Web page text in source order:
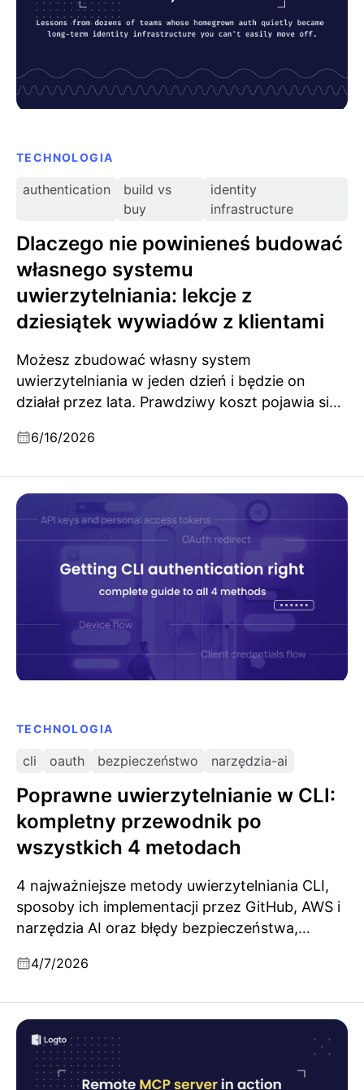
TECHNOLOGIA
authentication
build vs
buy
identity
infrastructure
Dlaczego nie powinieneś budować
własnego systemu
uwierzytelniania: lekcje z
dziesiątek wywiadów z klientami
Możesz zbudować własny system
uwierzytelniania w jeden dzień i będzie on
działał przez lata. Prawdziwy koszt pojawia się
dziesiątek wywiadów z klientami B2B.
6/16/2026
TECHNOLOGIA
cli oauth bezpieczeństwo narzędzia-ai
Poprawne uwierzytelnianie w CLI:
kompletny przewodnik po
wszystkich 4 metodach
4 najważniejsze metody uwierzytelniania CLI,
sposoby ich implementacji przez GitHub, AWS i
narzędzia AI oraz błędy bezpieczeństwa,
4/7/2026
Poprawne uwierzytelnianie w CLI: kompletny
przewodnik po wszystkich 4 metodach
Zdalny serwer MCP w akcji: nowy punkt wejścia dla
produktów SaaS w erze AI